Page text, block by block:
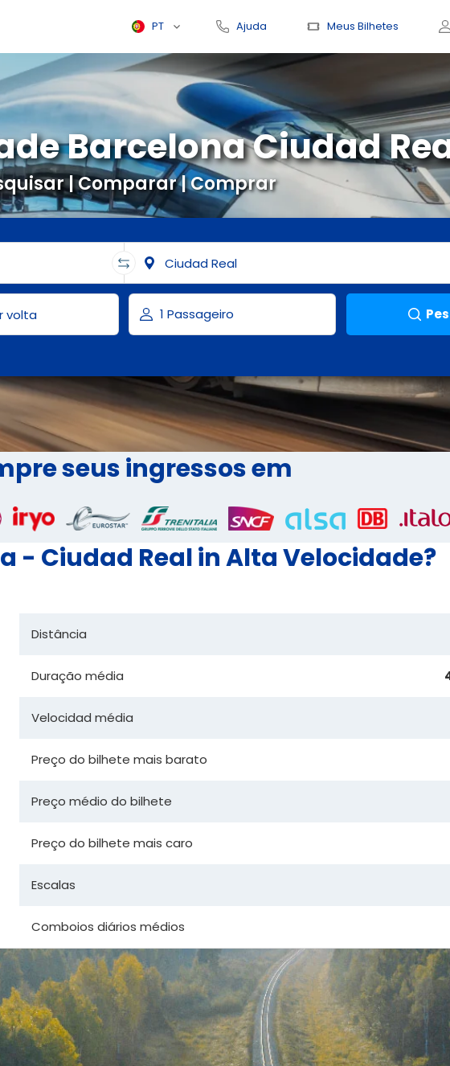
PT Ajuda Meus Bilhetes
| Comparar | Comprar
Barcelona Ciudad
seus ingressos em
- Ciudad Real in Alta Velocidade?
Distância
Duração média
Velocidad média
Preço do bilhete mais barato
Preço médio do bilhete
Preço do bilhete mais caro
Escalas
Comboios diários médios